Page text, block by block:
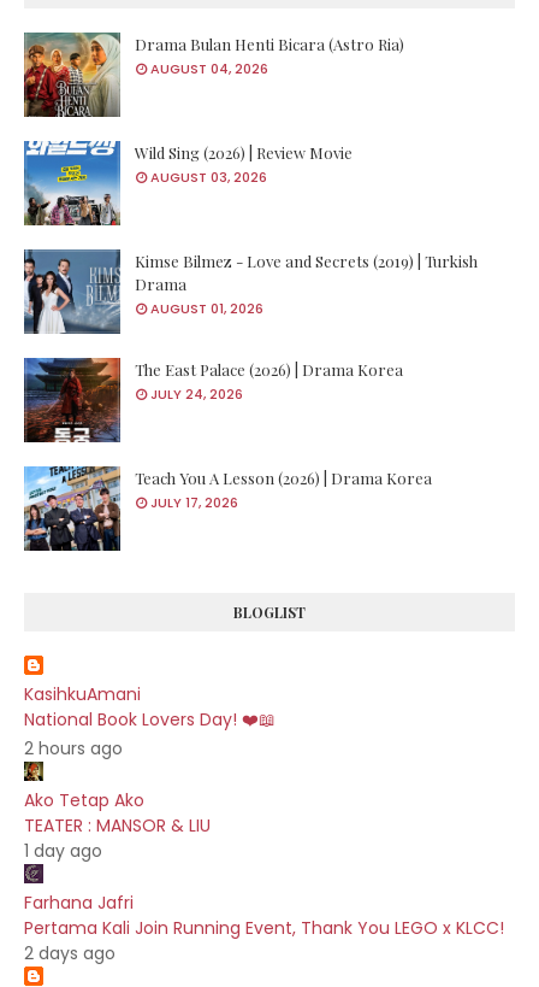
Drama Bulan Henti Bicara (Astro Ria)
AUGUST 04, 2026
Wild Sing (2026) | Review Movie
AUGUST 03, 2026
Kimse Bilmez - Love and Secrets (2019) | Turkish
Drama
AUGUST 01, 2026
The East Palace (2026) | Drama Korea
JULY 24, 2026
Teach You A Lesson (2026) | Drama Korea
JULY 17, 2026
BLOGLIST
KasihkuAmani
National Book Lovers Day! ❤️📖
2 hours ago
Ako Tetap Ako
TEATER : MANSOR & LIU
1 day ago
Farhana Jafri
Pertama Kali Join Running Event, Thank You LEGO x KLCC!
2 days ago